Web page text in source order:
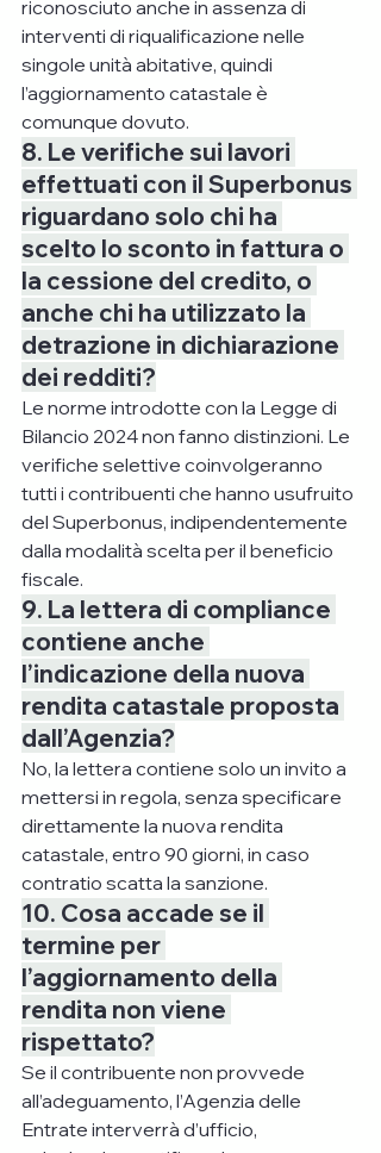
riconosciuto anche in assenza di
interventi di riqualificazione nelle
singole unità abitative, quindi
l’aggiornamento catastale è
comunque dovuto.
8. Le verifiche sui lavori
effettuati con il Superbonus
riguardano solo chi ha
scelto lo sconto in fattura o
la cessione del credito, o
anche chi ha utilizzato la
detrazione in dichiarazione
dei redditi?
Le norme introdotte con la Legge di
Bilancio 2024 non fanno distinzioni. Le
verifiche selettive coinvolgeranno
tutti i contribuenti che hanno usufruito
del Superbonus, indipendentemente
dalla modalità scelta per il beneficio
fiscale.
9. La lettera di compliance
contiene anche
l’indicazione della nuova
rendita catastale proposta
dall’Agenzia?
No, la lettera contiene solo un invito a
mettersi in regola, senza specificare
direttamente la nuova rendita
catastale, entro 90 giorni, in caso
contratio scatta la sanzione.
10. Cosa accade se il
termine per
l’aggiornamento della
rendita non viene
rispettato?
Se il contribuente non provvede
all’adeguamento, l’Agenzia delle
Entrate interverrà d’ufficio,